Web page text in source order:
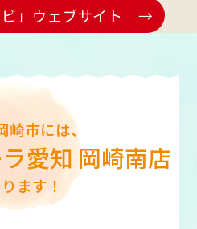
ビ」ウェブサイト →
崎市には、
愛知 岡崎南店
ます！